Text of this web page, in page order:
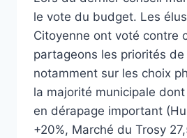
le vote du budget. Les
Citoyenne ont voté contre
partageons les priorités
notamment sur les choix
la majorité municipale
en dérapage important
+20%, Marché du Trosy